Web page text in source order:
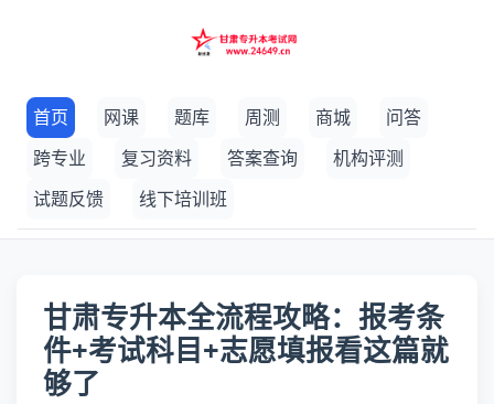
首页 网课 题库 周测 商城
问答
跨专业
复习资料 答案查询
机构评测
试题反馈
线下培训班
甘肃专升本全流程攻略：报考条
件+考试科目+志愿填报看这篇就
够了